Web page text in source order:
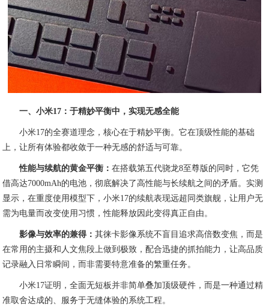
一、小米17：于精妙平衡中，实现无感全能
小米17的全赛道理念，核心在于精妙平衡。它在顶级性能的基础
上，让所有体验都收敛于一种无感的舒适与可靠。
性能与续航的黄金平衡：在搭载第五代骁龙8至尊版的同时，它凭
借高达7000mAh的电池，彻底解决了高性能与长续航之间的矛盾。实测
显示，在重度使用模型下，小米17的续航表现远超同类旗舰，让用户无
需为电量而改变使用习惯，性能释放因此变得真正自由。
影像与效率的兼得：其徕卡影像系统不盲目追求高倍数变焦，而是
在常用的主摄和人文焦段上做到极致，配合迅捷的抓拍能力，让高品质
记录融入日常瞬间，而非需要特意准备的繁重任务。
小米17证明，全面无短板并非简单叠加顶级硬件，而是一种通过精
准取舍达成的、服务于无缝体验的系统工程。